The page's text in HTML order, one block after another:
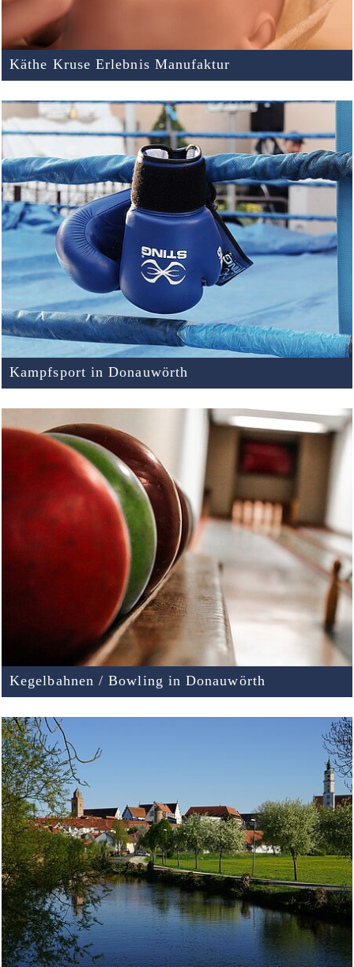
Käthe Kruse Erlebnis Manufaktur
Kampfsport in Donauwörth
Kegelbahnen / Bowling in Donauwörth